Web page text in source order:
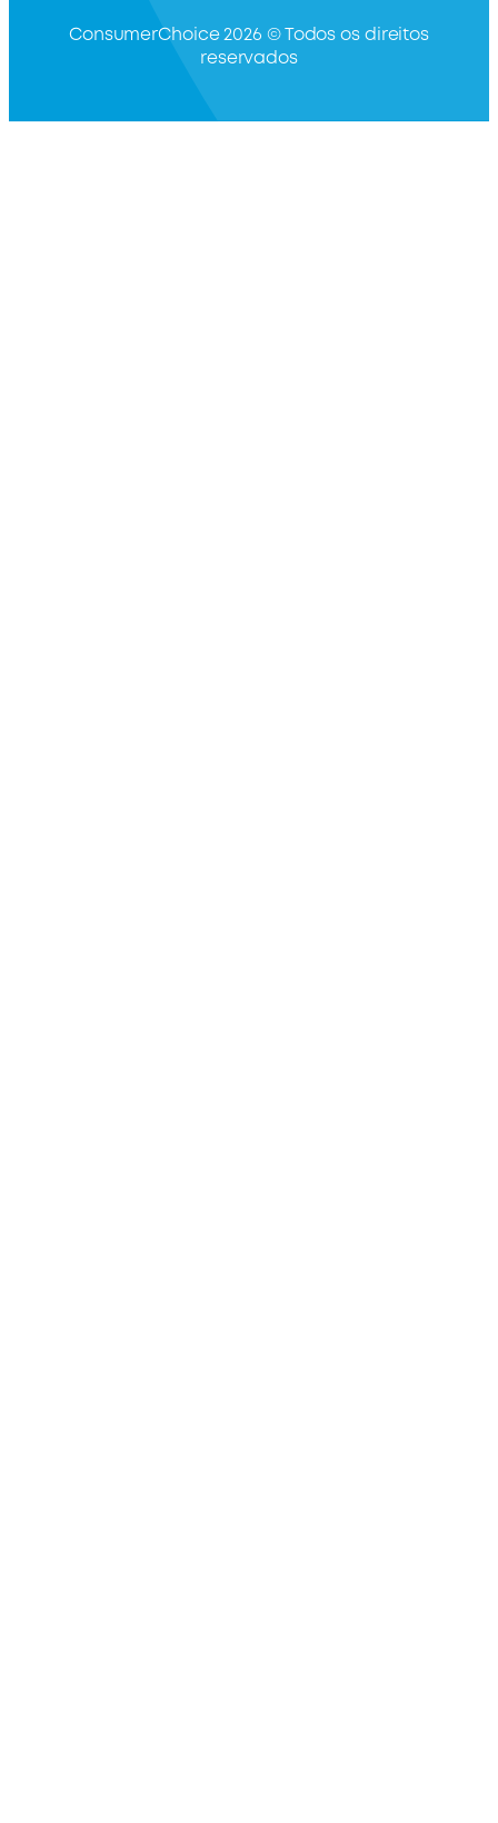
ConsumerChoice 2026 © Todos os direitos
reservados